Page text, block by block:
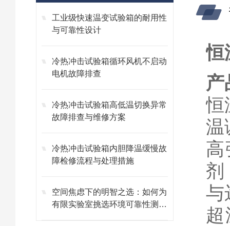
工业级快速温变试验箱的耐用性
与可靠性设计
冷热冲击试验箱循环风机不启动
电机故障排查
冷热冲击试验箱高低温切换异常
故障排查与维修方案
冷热冲击试验箱内胆降温缓慢故
障检修流程与处理措施
空间焦虑下的明智之选：如何为
有限实验室挑选环境可靠性测试
恒
产
恒
温
高
剂
与